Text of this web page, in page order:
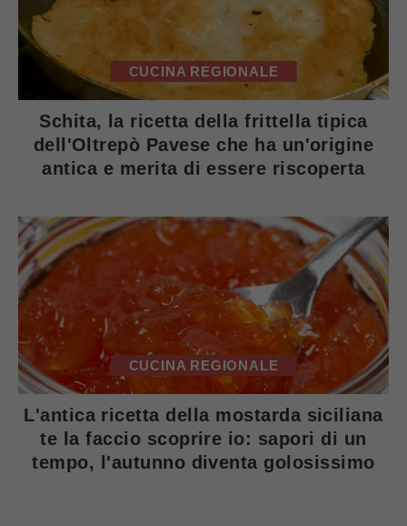
CUCINA REGIONALE
Schita, la ricetta della frittella tipica
dell'Oltrepò Pavese che ha un'origine
antica e merita di essere riscoperta
CUCINA REGIONALE
L'antica ricetta della mostarda siciliana
te la faccio scoprire io: sapori di un
tempo, l'autunno diventa golosissimo